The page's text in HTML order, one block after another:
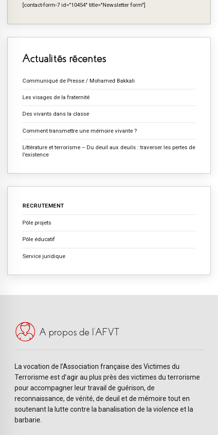
[contact-form-7 id="10454" title="Newsletter form"]
Actualités récentes
Communiqué de Presse / Mohamed Bakkali
Les visages de la fraternité
Des vivants dans la classe
Comment transmettre une mémoire vivante ?
Littérature et terrorisme – Du deuil aux deuils : traverser les pertes de
l’existence
RECRUTEMENT
Pôle projets
Pôle éducatif
Service juridique
A propos de l’AFVT
La vocation de l’Association française des Victimes du
Terrorisme est d’agir au plus près des victimes du terrorisme
pour accompagner leur travail de guérison, de
reconnaissance, de vérité, de deuil et de mémoire tout en
soutenant la lutte contre la banalisation de la violence et la
barbarie.